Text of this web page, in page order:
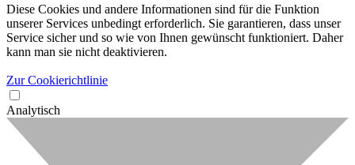
Diese Cookies und andere Informationen sind für die Funktion
unserer Services unbedingt erforderlich. Sie garantieren, dass unser
Service sicher und so wie von Ihnen gewünscht funktioniert. Daher
kann man sie nicht deaktivieren.
Zur Cookierichtlinie
Analytisch